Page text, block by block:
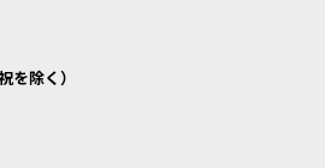
を除く）